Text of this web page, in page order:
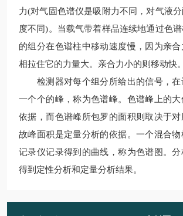
力(对气固色谱仪是吸附力不同，对气液
度不同)。当载气带着样品连续地通过色
的组分在色谱柱中移动速度慢，因为亲
相拉住它的力量大。亲合力小的则移动快。
检测器对每个组分所给出的信号，在
一个个的峰，称为色谱峰。色谱峰上的
依据，而色谱峰所包罗的面积则取决于对
故峰面积是定量分析的依据。一个混合
记录仪记录得到的曲线，称为色谱图。分
得到定性分析和定量分析结果。